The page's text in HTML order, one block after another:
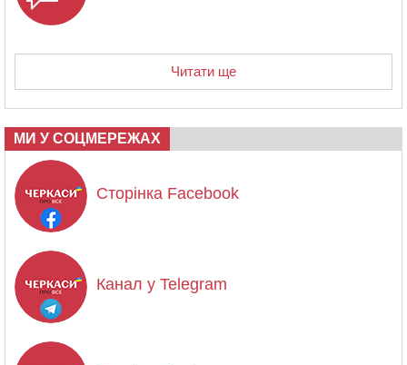
Читати ще
МИ У СОЦМЕРЕЖАХ
Сторінка Facebook
Канал у Telegram